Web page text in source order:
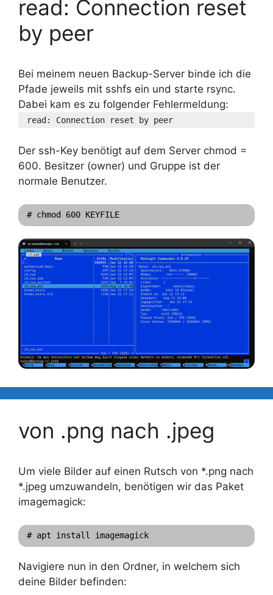
read: Connection reset
by peer
Bei meinem neuen Backup-Server binde ich die
Pfade jeweils mit sshfs ein und starte rsync.
Dabei kam es zu folgender Fehlermeldung:
read: Connection reset by peer
Der ssh-Key benötigt auf dem Server chmod =
600. Besitzer (owner) und Gruppe ist der
normale Benutzer.
# chmod 600 KEYFILE
von .png nach .jpeg
Um viele Bilder auf einen Rutsch von *.png nach
*.jpeg umzuwandeln, benötigen wir das Paket
imagemagick:
# apt install imagemagick
Navigiere nun in den Ordner, in welchem sich
deine Bilder befinden: